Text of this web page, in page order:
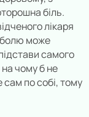
біль.
лікаря
болю може
самого
на чому б не
по собі, тому